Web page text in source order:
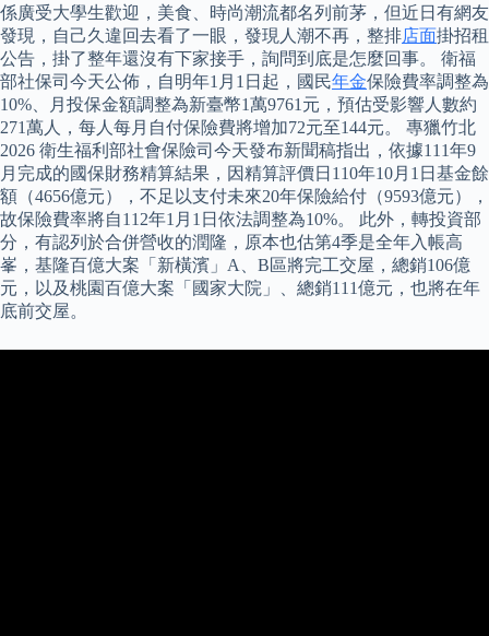
係廣受大學生歡迎，美食、時尚潮流都名列前茅，但近日有網友
發現，自己久違回去看了一眼，發現人潮不再，整排店面掛招租
公告，掛了整年還沒有下家接手，詢問到底是怎麼回事。 衛福
部社保司今天公佈，自明年1月1日起，國民年金保險費率調整為
10%、月投保金額調整為新臺幣1萬9761元，預估受影響人數約
271萬人，每人每月自付保險費將增加72元至144元。 專獵竹北
2026 衛生福利部社會保險司今天發布新聞稿指出，依據111年9
月完成的國保財務精算結果，因精算評價日110年10月1日基金餘
額（4656億元），不足以支付未來20年保險給付（9593億元），
故保險費率將自112年1月1日依法調整為10%。 此外，轉投資部
分，有認列於合併營收的潤隆，原本也估第4季是全年入帳高
峯，基隆百億大案「新橫濱」A、B區將完工交屋，總銷106億
元，以及桃園百億大案「國家大院」、總銷111億元，也將在年
底前交屋。